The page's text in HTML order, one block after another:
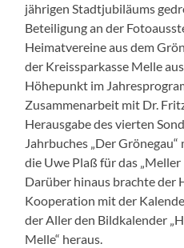
jährigen Stadtjubiläums
Beteiligung an der
Heimatvereine aus dem
der Kreissparkasse Melle
Höhepunkt im
Zusammenarbeit mit Dr.
Herausgabe des vierten
Jahrbuches „Der
die Uwe Plaß für das
Darüber hinaus brachte der
Kooperation mit der
der Aller den Bildkalender
Melle“ heraus.